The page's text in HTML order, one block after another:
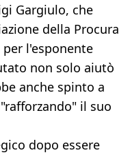
Gargiulo, che
della Procura
l'esponente
non solo aiutò
anche spinto a
il suo
dopo essere